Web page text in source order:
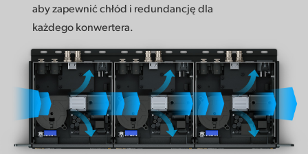
aby zapewnić chłód i redundancję dla
każdego konwertera.